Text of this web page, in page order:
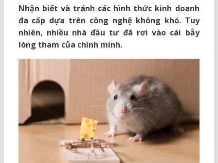
Nhận biết và tránh các hình thức kinh doanh
đa cấp dựa trên công nghệ không khó. Tuy
nhiên, nhiều nhà đầu tư đã rơi vào cái bẫy
lòng tham của chính mình.